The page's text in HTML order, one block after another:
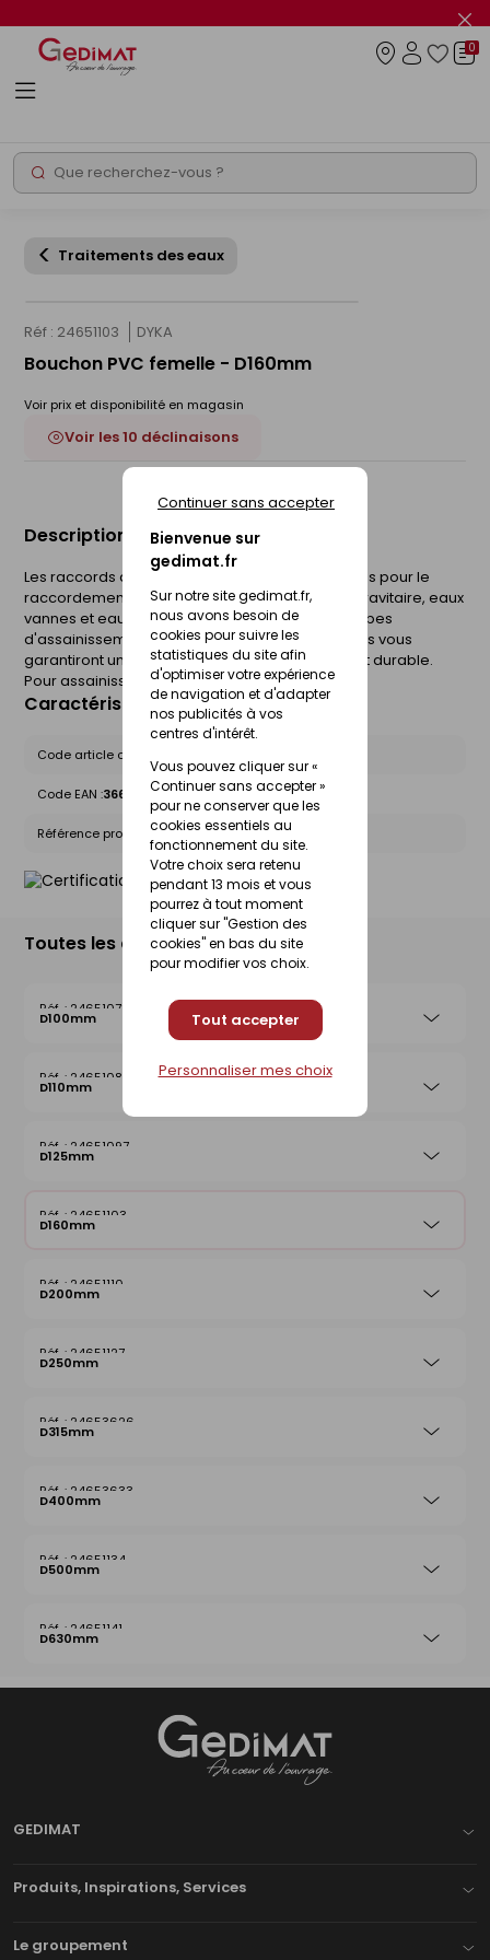
Bienvenue sur
gedimat.fr
Sur notre site gedimat.fr,
nous avons besoin de
cookies pour suivre les
statistiques du site afin
d'optimiser votre expérience
de navigation et d'adapter
nos publicités à vos
centres d'intérêt.
Vous pouvez cliquer sur «
Continuer sans accepter »
pour ne conserver que les
cookies essentiels au
fonctionnement du site.
Votre choix sera retenu
pendant 13 mois et vous
pourrez à tout moment
cliquer sur "Gestion des
cookies" en bas du site
pour modifier vos choix.
Tout accepter
Continuer sans accepter
Personnaliser mes choix
le
info
Rechercher
0
Traitements des eaux
Réf : 24651103 DYKA
Bouchon PVC femelle - D160mm
Voir prix et disponibilité en magasin
Voir les 10 déclinaisons
Description du produit
Les raccords assainissement en PVC sont conçus pour le
raccordement des réseaux d'assainissement gravitaire, eaux
vannes et eaux pluviales. Combinés avec nos tubes
d'assainissement Sotralys et Ultra16 nos raccords vous
garantiront un réseau d'assainissement fiable et durable.
Pour assainissement.
Caractéristiques du produit
Code article chez le fournisseur :
Code EAN :3660864055812
Référence produit nationale Gedimat : 24651103
Toutes les déclinaisons
24651073
D100mm
24651080
D110mm
24651097
D125mm
24651103
D160mm
24651110
D200mm
24651127
D250mm
24653626
D315mm
24653633
D400mm
24651134
D500mm
24651141
D630mm
GEDIMAT
Produits, Inspirations, Services
Le groupement